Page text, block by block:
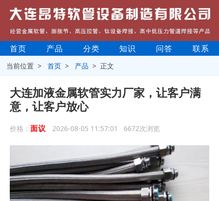
首页 产品 分类 知识 问答 联系
当前位置 >首页 > 产品 > 正文
大连加液金属软管实力厂家，让客户满
意，让客户放心
价格： 面议 2026-08-05 11:57:01 6672次浏览